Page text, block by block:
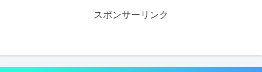
スポンサーリンク